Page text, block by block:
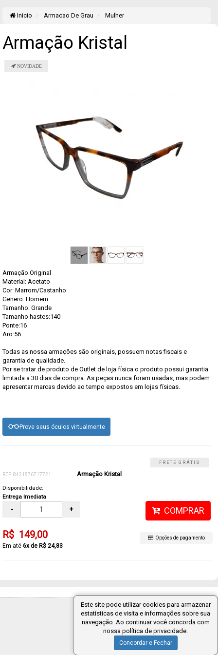
Início Armacao De Grau Mulher
Armação Kristal
Armação Original
Material: Acetato
Cor: Marrom/Castanho
Genero: Homem
Tamanho: Grande
Tamanho hastes:140
Ponte:16
Aro:56
Todas as nossa armações são originais, possuem notas fiscais e
garantia de qualidade.
Por se tratar de produto de Outlet de loja física o produto possui garantia
limitada a 30 dias de compra. As peças nunca foram usadas, mas podem
apresentar marcas devido ao tempo expostos em lojas físicas.
Prove seus óculos virtualmente
FRETE GRÁTIS
REF: 8421876717721 Armação Kristal
Disponibilidade:
Entrega Imediata
- + COMPRAR
R$ 149,00
6x de R$ 24,83
Opções de pagamento
Tecnologia:
Este site pode utilizar cookies para armazenar
estatísticas de visita e informações sobre sua
navegação. Ao continuar você concorda com
nossa política de privacidade.
Concordar e Fechar